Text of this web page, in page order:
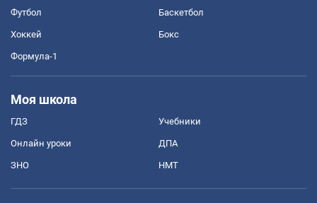
Футбол Баскетбол
Хоккей Бокс
Формула-1
Моя школа
ГДЗ Учебники
Онлайн уроки ДПА
ЗНО НМТ